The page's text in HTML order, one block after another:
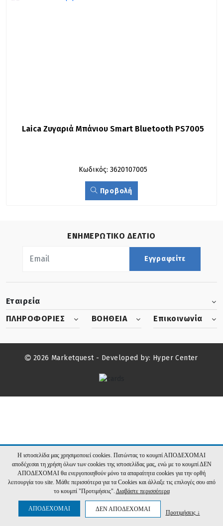
Laica Ζυγαριά Μπάνιου Smart Bluetooth PS7005
Κωδικός: 3620107005
Προβολή
ΕΝΗΜΕΡΩΤΙΚΟ ΔΕΛΤΙΟ
Εγγραφείτε
Εταιρεία
ΠΛΗΡΟΦΟΡΙΕΣ
ΒΟΗΘΕΙΑ Επικοινωνία
2026 Marketquest - Developed by: Hyper Center
Η ιστοσελίδα μας χρησιμοποιεί cookies. Πατώντας το κουμπί ΑΠΟΔΕΧΟΜΑΙ
αποδέχεσαι τη χρήση όλων των cookies της ιστοσελίδας μας, ενώ με το κουμπί ΔΕΝ
ΑΠΟΔΕΧΟΜΑΙ θα ενεργοποιηθούν μόνο τα απαραίτητα cookies για την ορθή
λειτουργία του site. Μάθε περισσότερα για τα Cookies και άλλαξε τις επιλογές σου από
το κουμπί "Προτιμήσεις". Διαβάστε περισσότερα
ΑΠΟΔΕΧΟΜΑΙ ΔΕΝ ΑΠΟΔΕΧΟΜΑΙ Προτιμήσεις ↓